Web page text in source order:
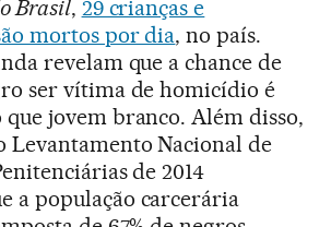
Brasil, 29 crianças e
mortos por dia, no país.
revelam que a chance de
ser vítima de homicídio é
que jovem branco. Além disso,
Levantamento Nacional de
de 2014
a população carcerária